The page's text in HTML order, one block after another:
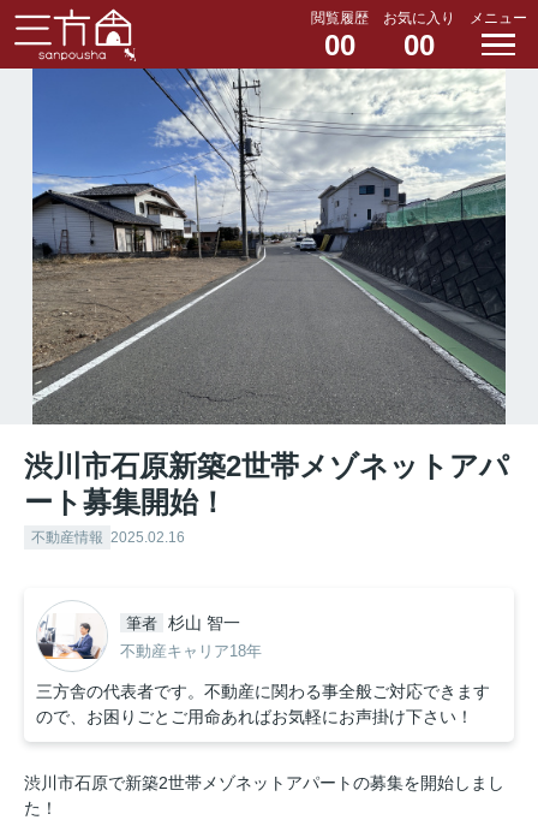
閲覧履歴
00
お気に入り
00
メニュー
渋川市石原新築2世帯メゾネットアパ
ート募集開始！
不動産情報 2025.02.16
筆者 杉山 智一
不動産キャリア18年
三方舎の代表者です。不動産に関わる事全般ご対応できます
ので、お困りごとご用命あればお気軽にお声掛け下さい！
渋川市石原で新築2世帯メゾネットアパートの募集を開始しまし
た！